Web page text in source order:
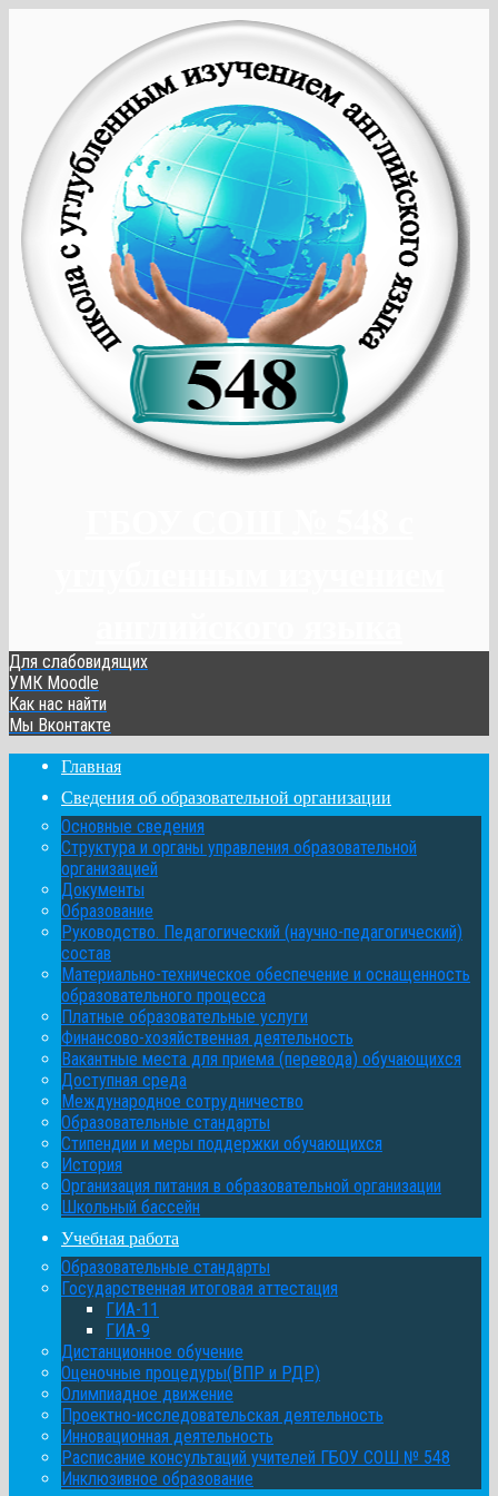
Для слабовидящих
УМК Moodle
Как нас найти
Мы Вконтакте
Главная
Сведения об образовательной организации
Основные сведения
Структура и органы управления образовательной
организацией
Документы
Образование
Руководство. Педагогический (научно-педагогический)
состав
Материально-техническое обеспечение и оснащенность
образовательного процесса
Платные образовательные услуги
Финансово-хозяйственная деятельность
Вакантные места для приема (перевода) обучающихся
Доступная среда
Международное сотрудничество
Образовательные стандарты
Стипендии и меры поддержки обучающихся
История
Организация питания в образовательной организации
Школьный бассейн
Учебная работа
Образовательные стандарты
Государственная итоговая аттестация
ГИА-11
ГИА-9
Дистанционное обучение
Оценочные процедуры(ВПР и РДР)
Олимпиадное движение
Проектно-исследовательская деятельность
Инновационная деятельность
Расписание консультаций учителей ГБОУ СОШ № 548
Инклюзивное образование